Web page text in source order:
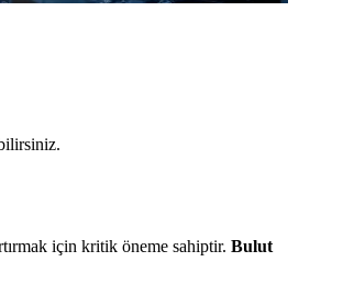
için kritik öneme sahiptir. Bulut